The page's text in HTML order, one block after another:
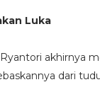
Luka
akhirnya
dari